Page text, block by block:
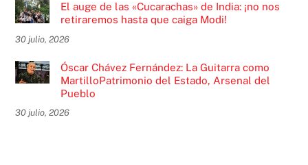
El auge de las «Cucarachas» de India: ¡no nos
retiraremos hasta que caiga Modi!
30 julio, 2026
Óscar Chávez Fernández: La Guitarra como
MartilloPatrimonio del Estado, Arsenal del
Pueblo
30 julio, 2026